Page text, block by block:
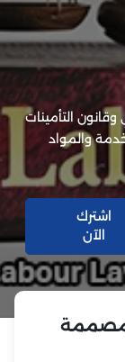
مصممة
التأمينات
والمواد
اشترك
الآن